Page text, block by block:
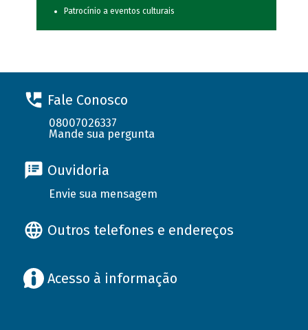
Patrocínio a eventos culturais
Fale Conosco
08007026337
Mande sua pergunta
Ouvidoria
Envie sua mensagem
Outros telefones e endereços
Acesso à informação